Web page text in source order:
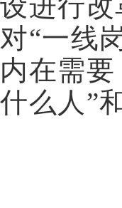
设进行
对“一线
内在需
什么人”